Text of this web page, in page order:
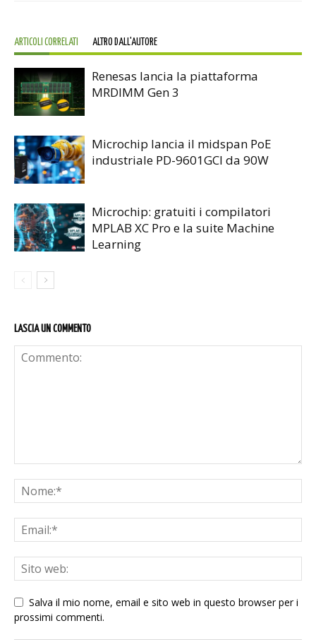
ARTICOLI CORRELATI ALTRO DALL'AUTORE
Renesas lancia la piattaforma
MRDIMM Gen 3
Microchip lancia il midspan PoE
industriale PD-9601GCI da 90W
Microchip: gratuiti i compilatori
MPLAB XC Pro e la suite Machine
Learning
LASCIA UN COMMENTO
Salva il mio nome, email e sito web in questo browser per i
prossimi commenti.